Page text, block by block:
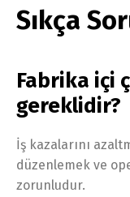
Sıkça
Fabrika içi
gereklidir?
İş kazalarını
düzenlemek ve
zorunludur.